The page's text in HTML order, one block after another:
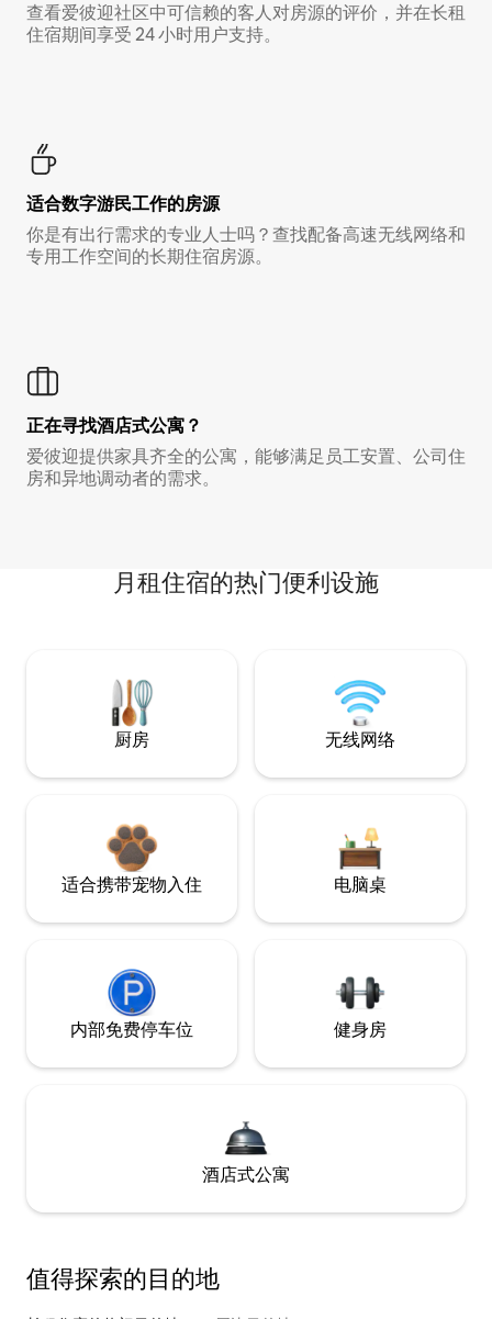
查看爱彼迎社区中可信赖的客人对房源的评价，并在长租
住宿期间享受 24 小时用户支持。
适合数字游民工作的房源
你是有出行需求的专业人士吗？查找配备高速无线网络和
专用工作空间的长期住宿房源。
正在寻找酒店式公寓？
爱彼迎提供家具齐全的公寓，能够满足员工安置、公司住
房和异地调动者的需求。
月租住宿的热门便利设施
厨房 无线网络
适合携带宠物入住 电脑桌
内部免费停车位 健身房
酒店式公寓
值得探索的目的地